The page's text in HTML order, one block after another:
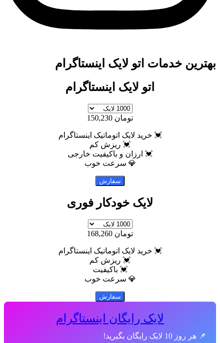
خدمات اتو لایک اینستاگرام
اتو لایک اینستاگرام
💓 خرید لایک اتوماتیک اینستاگرام
💓 ریزش کم
💓 ارزان و باکیفیت خارجی
💎 سرعت خوب
لایک خودکار فوری
💓 خرید لایک اتوماتیک اینستاگرام
💓 ریزش کم
💓 باکیفیت
💎 سرعت خوب
لایک رایگان اینستاگرام
رایگان بگیرید!